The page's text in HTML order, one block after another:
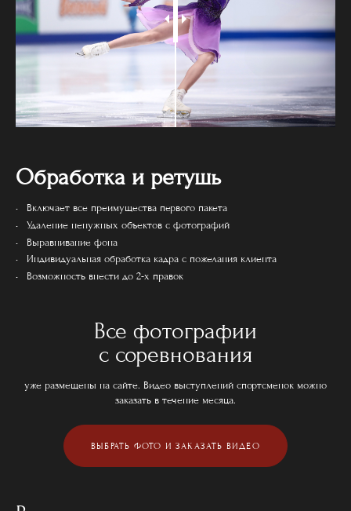
Обработка и ретушь
Включает все преимущества первого пакета
Удаление ненужных объектов с фотографий
Выравнивание фона
Индивидуальная обработка кадра с пожелания клиента
Возможность внести до 2-х правок
Все фотографии
с соревнования
уже размещены на сайте. Видео выступлений спортсменок можно
заказать в течение месяца.
ВЫБРАТЬ ФОТО И ЗАКАЗАТЬ ВИДЕО